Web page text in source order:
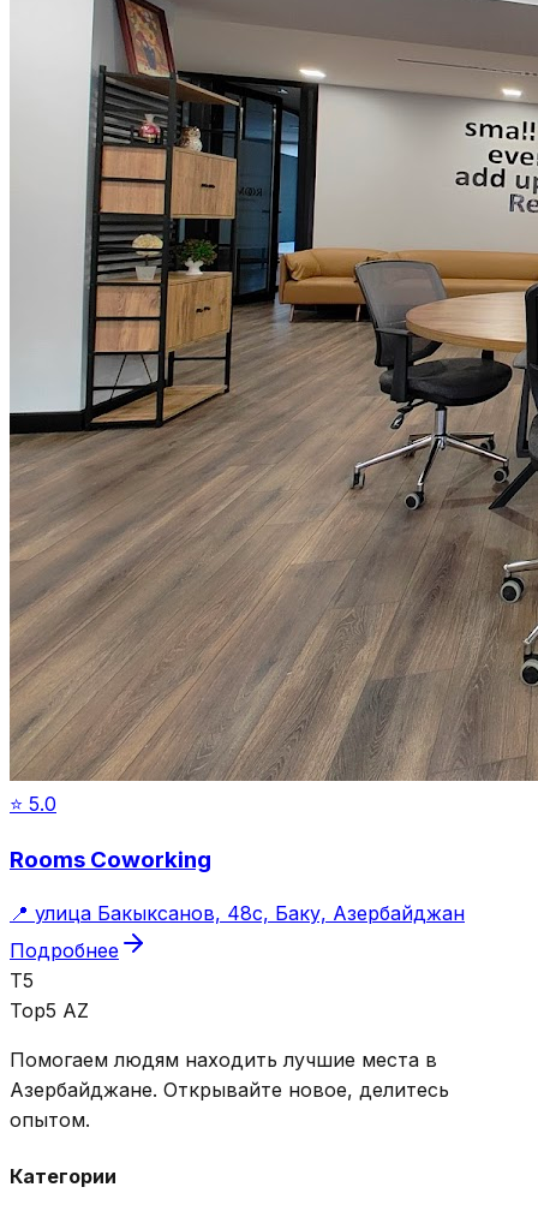
⭐ 5.0
Rooms Coworking
📍 улица Бакыксанов, 48c, Баку, Азербайджан
Подробнее
T5
Top5 AZ
Помогаем людям находить лучшие места в
Азербайджане. Открывайте новое, делитесь
опытом.
Категории